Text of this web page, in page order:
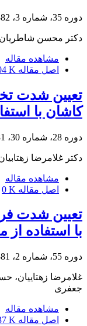
دوره 35، شماره 3، 1382
دکتر محسن شاطریان
مشاهده مقاله
اصل مقاله K
تعیین شدت
کاشان با
دوره 28، شماره 30، 1381
دکتر غلامرضا
مشاهده مقاله
اصل مقاله 0 K
تعیین شدت
با استفاده از
دوره 55، شماره 2، 1381
غلامرضا
جعفری
مشاهده مقاله
اصل مقاله K